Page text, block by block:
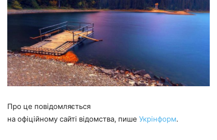
Про це повідомляється
на офіційному сайті відомства, пише Укрінформ.